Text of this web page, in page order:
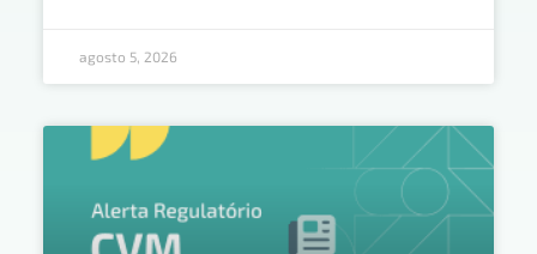
agosto 5, 2026